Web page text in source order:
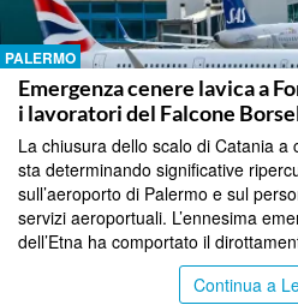
PALERMO
Emergenza cenere lavica a
i lavoratori del Falcone
La chiusura dello scalo di Catania
sta determinando significative
sull’aeroporto di Palermo e sul
servizi aeroportuali. L’ennesima
dell’Etna ha comportato il
Continua a